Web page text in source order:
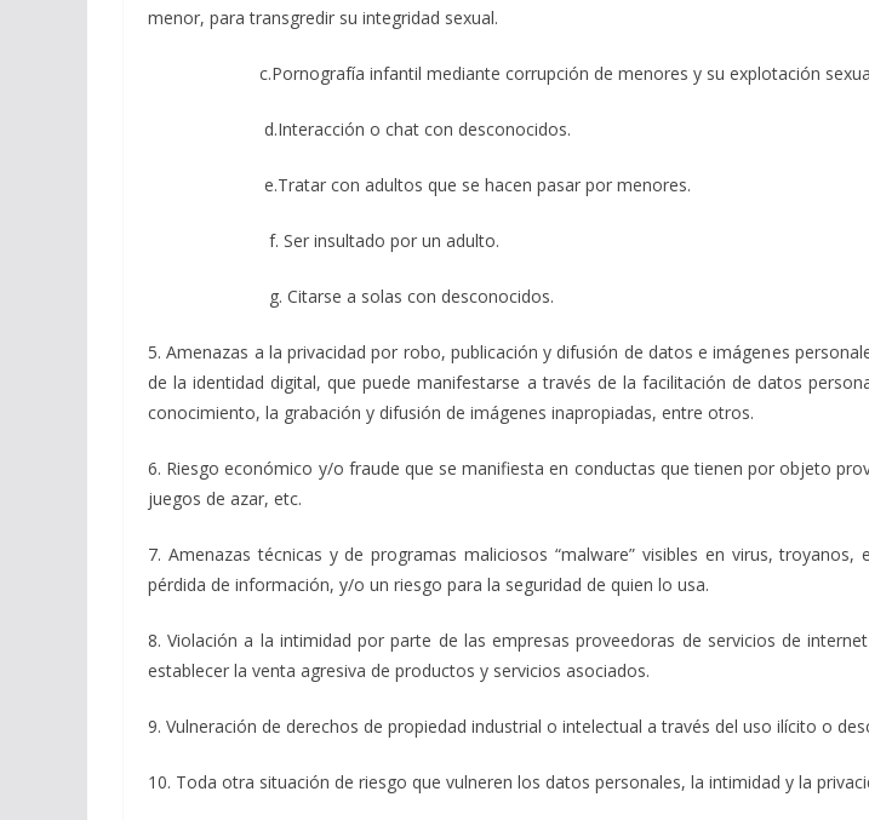
menor, para transgredir su integridad sexual.
c.Pornografía infantil mediante corrupción de menores y su explotación sexual
d.Interacción o chat con desconocidos.
e.Tratar con adultos que se hacen pasar por menores.
f. Ser insultado por un adulto.
g. Citarse a solas con desconocidos.
5. Amenazas a la privacidad por robo, publicación y difusión de datos e imágenes
de la identidad digital, que puede manifestarse a través de la facilitación de datos
conocimiento, la grabación y difusión de imágenes inapropiadas, entre otros.
6. Riesgo económico y/o fraude que se manifiesta en conductas que tienen por objeto
juegos de azar, etc.
7. Amenazas técnicas y de programas maliciosos “malware” visibles en virus,
pérdida de información, y/o un riesgo para la seguridad de quien lo usa.
8. Violación a la intimidad por parte de las empresas proveedoras de servicios de
establecer la venta agresiva de productos y servicios asociados.
9. Vulneración de derechos de propiedad industrial o intelectual a través del uso ilícito o
10. Toda otra situación de riesgo que vulneren los datos personales, la intimidad y la